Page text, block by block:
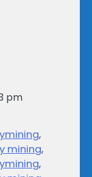
pm
,
mining,
,